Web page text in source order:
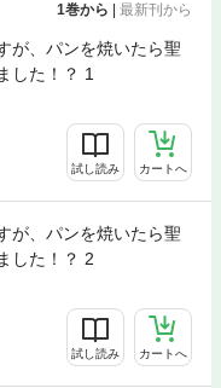
1巻から 最新刊から
が、パンを焼いたら聖
した！？ 1
試し読み カートへ
が、パンを焼いたら聖
した！？ 2
試し読み カートへ